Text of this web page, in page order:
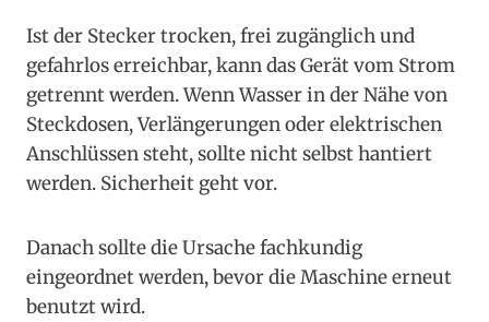
Ist der Stecker trocken, frei zugänglich und
gefahrlos erreichbar, kann das Gerät vom Strom
getrennt werden. Wenn Wasser in der Nähe von
Steckdosen, Verlängerungen oder elektrischen
Anschlüssen steht, sollte nicht selbst hantiert
werden. Sicherheit geht vor.
Danach sollte die Ursache fachkundig
eingeordnet werden, bevor die Maschine erneut
benutzt wird.